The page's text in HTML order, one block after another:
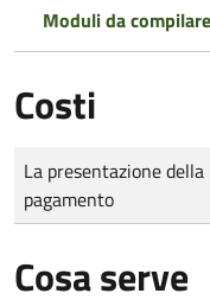
Moduli da
Costi
Tipo di pagamento
Importo
La presentazione
pagamento
Cosa serve